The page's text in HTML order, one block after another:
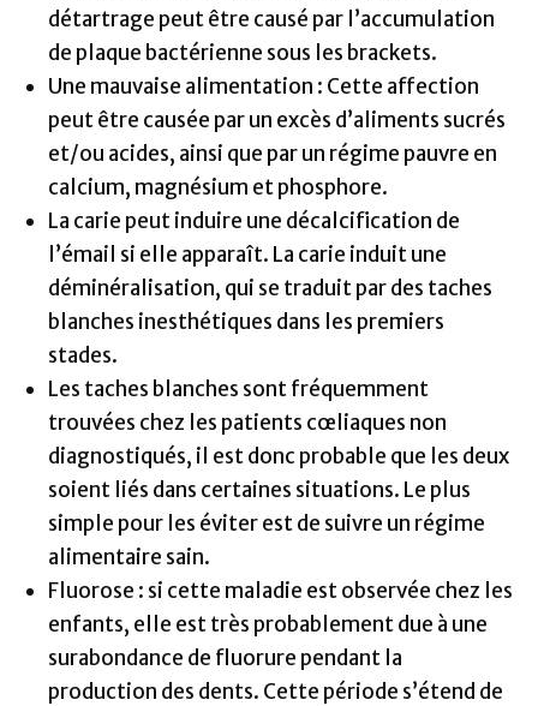
détartrage peut être causé par l’accumulation
de plaque bactérienne sous les brackets.
Une mauvaise alimentation : Cette affection
peut être causée par un excès d’aliments sucrés
et/ou acides, ainsi que par un régime pauvre en
calcium, magnésium et phosphore.
La carie peut induire une décalcification de
l’émail si elle apparaît. La carie induit une
déminéralisation, qui se traduit par des taches
blanches inesthétiques dans les premiers
stades.
Les taches blanches sont fréquemment
trouvées chez les patients cœliaques non
diagnostiqués, il est donc probable que les deux
soient liés dans certaines situations. Le plus
simple pour les éviter est de suivre un régime
alimentaire sain.
Fluorose : si cette maladie est observée chez les
enfants, elle est très probablement due à une
surabondance de fluorure pendant la
production des dents. Cette période s’étend de